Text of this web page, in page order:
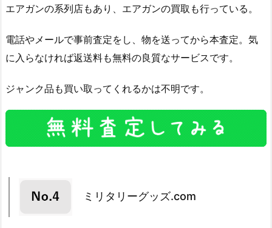
エアガンの系列店もあり、エアガンの買取も行っている。
電話やメールで事前査定をし、物を送ってから本査定。気
に入らなければ返送料も無料の良質なサービスです。
ジャンク品も買い取ってくれるかは不明です。
ミリタリーグッズ.com